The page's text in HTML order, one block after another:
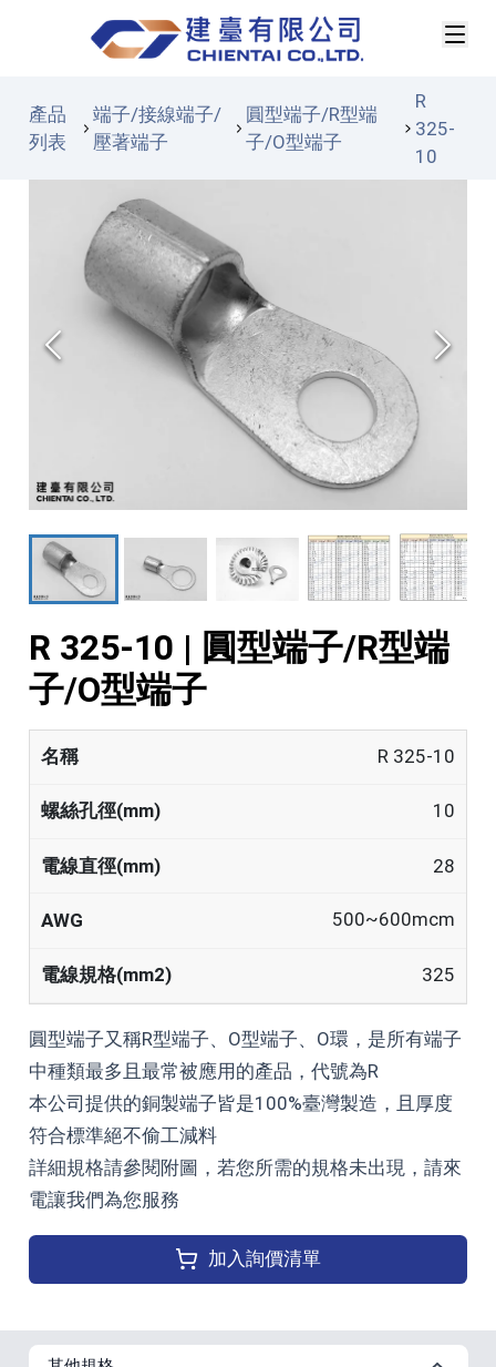
產品
列表
端子/接線端子/
壓著端子
圓型端子/R型端
子/O型端子
R
325-
10
R 325-10 | 圓型端子/R型端
子/O型端子
R 325-10
10
28
500~600mcm
325
圓型端子又稱R型端子、O型端子、O環，是所有端子
中種類最多且最常被應用的產品，代號為R
本公司提供的銅製端子皆是100%臺灣製造，且厚度
符合標準絕不偷工減料
詳細規格請參閱附圖，若您所需的規格未出現，請來
電讓我們為您服務
加入詢價清單